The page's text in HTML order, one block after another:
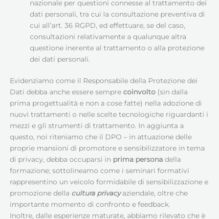
nazionale per questioni connesse al trattamento dei
dati personali, tra cui la consultazione preventiva di
cui all’art. 36 RGPD, ed effettuare, se del caso,
consultazioni relativamente a qualunque altra
questione inerente al trattamento o alla protezione
dei dati personali.
Evidenziamo come il Responsabile della Protezione dei
Dati debba anche essere sempre coinvolto (sin dalla
prima progettualità e non a cose fatte) nella adozione di
nuovi trattamenti o nelle scelte tecnologiche riguardanti i
mezzi e gli strumenti di trattamento. In aggiunta a
questo, noi riteniamo che il DPO – in attuazione delle
proprie mansioni di promotore e sensibilizzatore in tema
di privacy, debba occuparsi in prima persona della
formazione; sottolineamo come i seminari formativi
rappresentino un veicolo formidabile di sensibilizzazione e
promozione della cultura privacyaziendale, oltre che
importante momento di confronto e feedback.
Inoltre, dalle esperienze maturate, abbiamo rilevato che è